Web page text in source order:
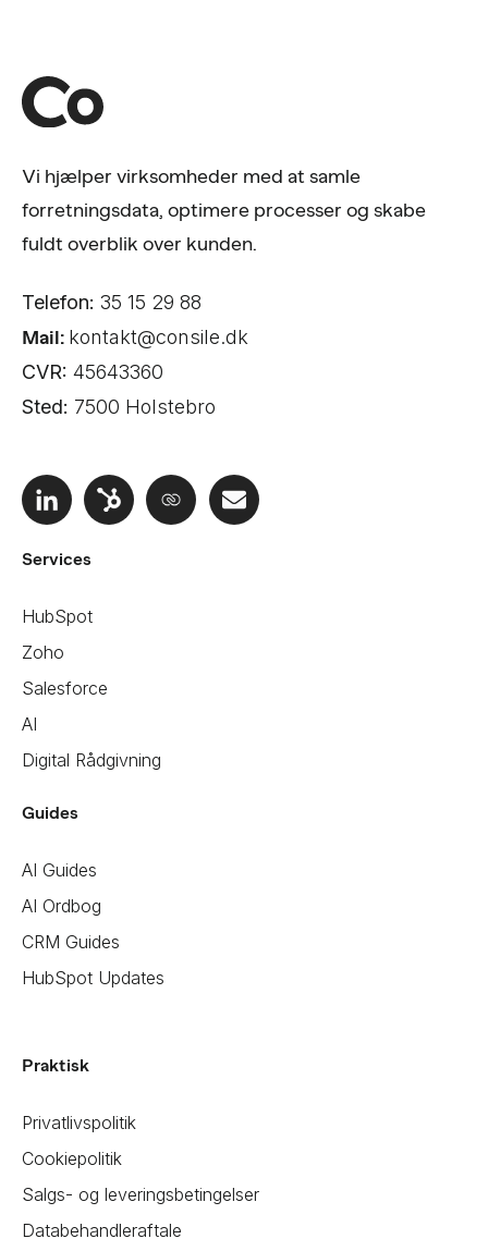
Vi hjælper virksomheder med at samle
forretningsdata, optimere processer og skabe
fuldt overblik over kunden.
Telefon: 35 15 29 88
Mail: kontakt@consile.dk
CVR: 45643360
Sted: 7500 Holstebro
Services
HubSpot
Zoho
Salesforce
AI
Digital Rådgivning
Guides
AI Guides
AI Ordbog
CRM Guides
HubSpot Updates
Praktisk
Privatlivspolitik
Cookiepolitik
Salgs- og leveringsbetingelser
Databehandleraftale